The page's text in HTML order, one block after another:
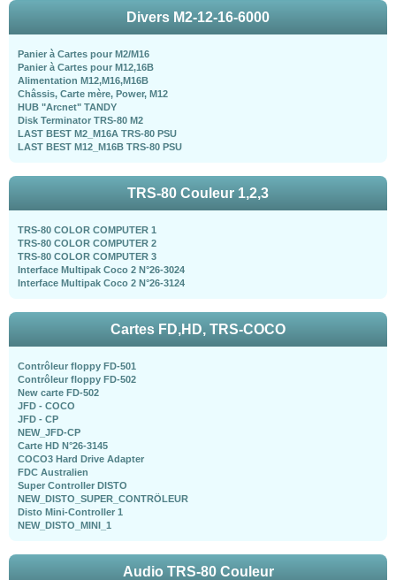
Divers M2-12-16-6000
Panier à Cartes pour M2/M16
Panier à Cartes pour M12,16B
Alimentation M12,M16,M16B
Châssis, Carte mère, Power, M12
HUB "Arcnet" TANDY
Disk Terminator TRS-80 M2
LAST BEST M2_M16A TRS-80 PSU
LAST BEST M12_M16B TRS-80 PSU
TRS-80 Couleur 1,2,3
TRS-80 COLOR COMPUTER 1
TRS-80 COLOR COMPUTER 2
TRS-80 COLOR COMPUTER 3
Interface Multipak Coco 2 N°26-3024
Interface Multipak Coco 2 N°26-3124
Cartes FD,HD, TRS-COCO
Contrôleur floppy FD-501
Contrôleur floppy FD-502
New carte FD-502
JFD - COCO
JFD - CP
NEW_JFD-CP
Carte HD N°26-3145
COCO3 Hard Drive Adapter
FDC Australien
Super Controller DISTO
NEW_DISTO_SUPER_CONTRÖLEUR
Disto Mini-Controller 1
NEW_DISTO_MINI_1
Audio TRS-80 Couleur